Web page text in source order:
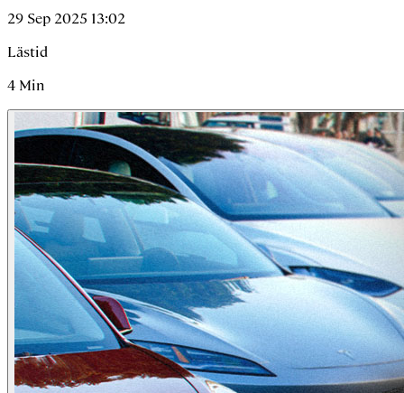
29 Sep 2025 13:02
Lästid
4 Min